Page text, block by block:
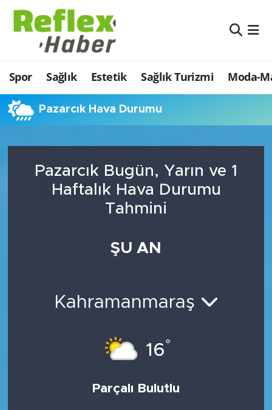
Spor Sağlık Estetik Sağlık Turizmi Moda-
Pazarcık Hava Durumu
Pazarcık Bugün, Yarın ve 1
Haftalık Hava Durumu
Tahmini
ŞU AN
Kahramanmaraş
16°
Parçalı Bulutlu
Eğitim
Estetik
Firmalardan
İş ve Ekonomi
Moda-Magazin-Eğlence
Sanat
Nöbetçi Eczaneler
Hava Durumu
Namaz Vakitleri
Şampiyonlar Ligi Puan Durumu ve Fikstür
Tüm Manşetler